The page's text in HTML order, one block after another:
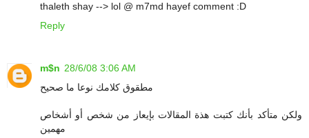
thaleth shay --> lol @ m7md hayef comment :D
Reply
m$n 28/6/08 3:06 AM
مطقوق كلامك نوعا ما صحيح
ولكن متأكد بأنك كتبت هذة المقالات بإيعاز من شخص أو أشخاص
مهمين